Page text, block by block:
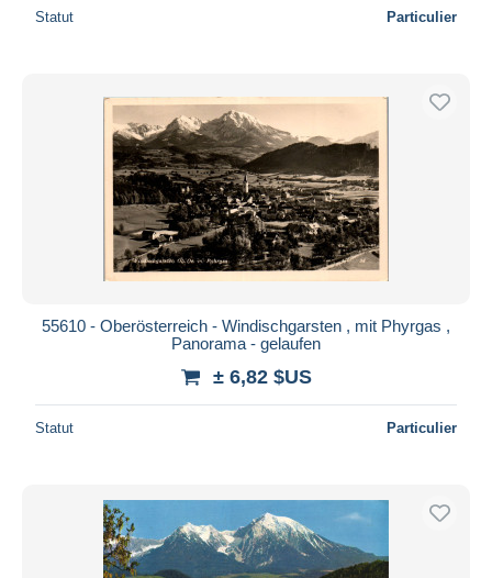
Statut Particulier
55610 - Oberösterreich - Windischgarsten , mit Phyrgas ,
Panorama - gelaufen
± 6,82 $US
Statut Particulier